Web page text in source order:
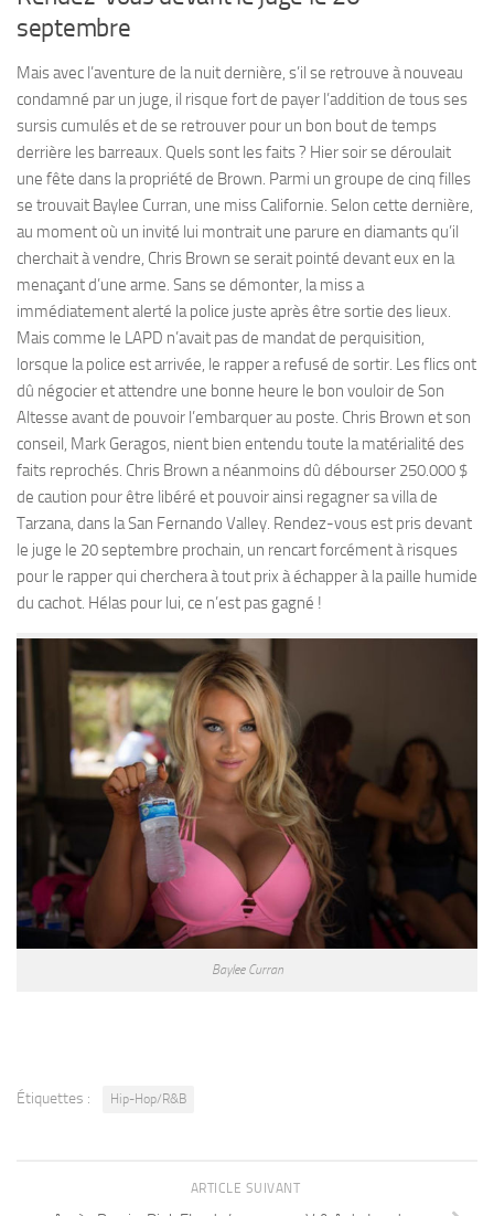
septembre
Mais avec l’aventure de la nuit dernière, s’il se retrouve à nouveau
condamné par un juge, il risque fort de payer l’addition de tous ses
sursis cumulés et de se retrouver pour un bon bout de temps
derrière les barreaux. Quels sont les faits ? Hier soir se déroulait
une fête dans la propriété de Brown. Parmi un groupe de cinq filles
se trouvait Baylee Curran, une miss Californie. Selon cette dernière,
au moment où un invité lui montrait une parure en diamants qu’il
cherchait à vendre, Chris Brown se serait pointé devant eux en la
menaçant d’une arme. Sans se démonter, la miss a
immédiatement alerté la police juste après être sortie des lieux.
Mais comme le LAPD n’avait pas de mandat de perquisition,
lorsque la police est arrivée, le rapper a refusé de sortir. Les flics ont
dû négocier et attendre une bonne heure le bon vouloir de Son
Altesse avant de pouvoir l’embarquer au poste. Chris Brown et son
conseil, Mark Geragos, nient bien entendu toute la matérialité des
faits reprochés. Chris Brown a néanmoins dû débourser 250.000 $
de caution pour être libéré et pouvoir ainsi regagner sa villa de
Tarzana, dans la San Fernando Valley. Rendez-vous est pris devant
le juge le 20 septembre prochain, un rencart forcément à risques
pour le rapper qui cherchera à tout prix à échapper à la paille humide
du cachot. Hélas pour lui, ce n’est pas gagné !
Baylee Curran
Étiquettes : Hip-Hop/R&B
ARTICLE SUIVANT